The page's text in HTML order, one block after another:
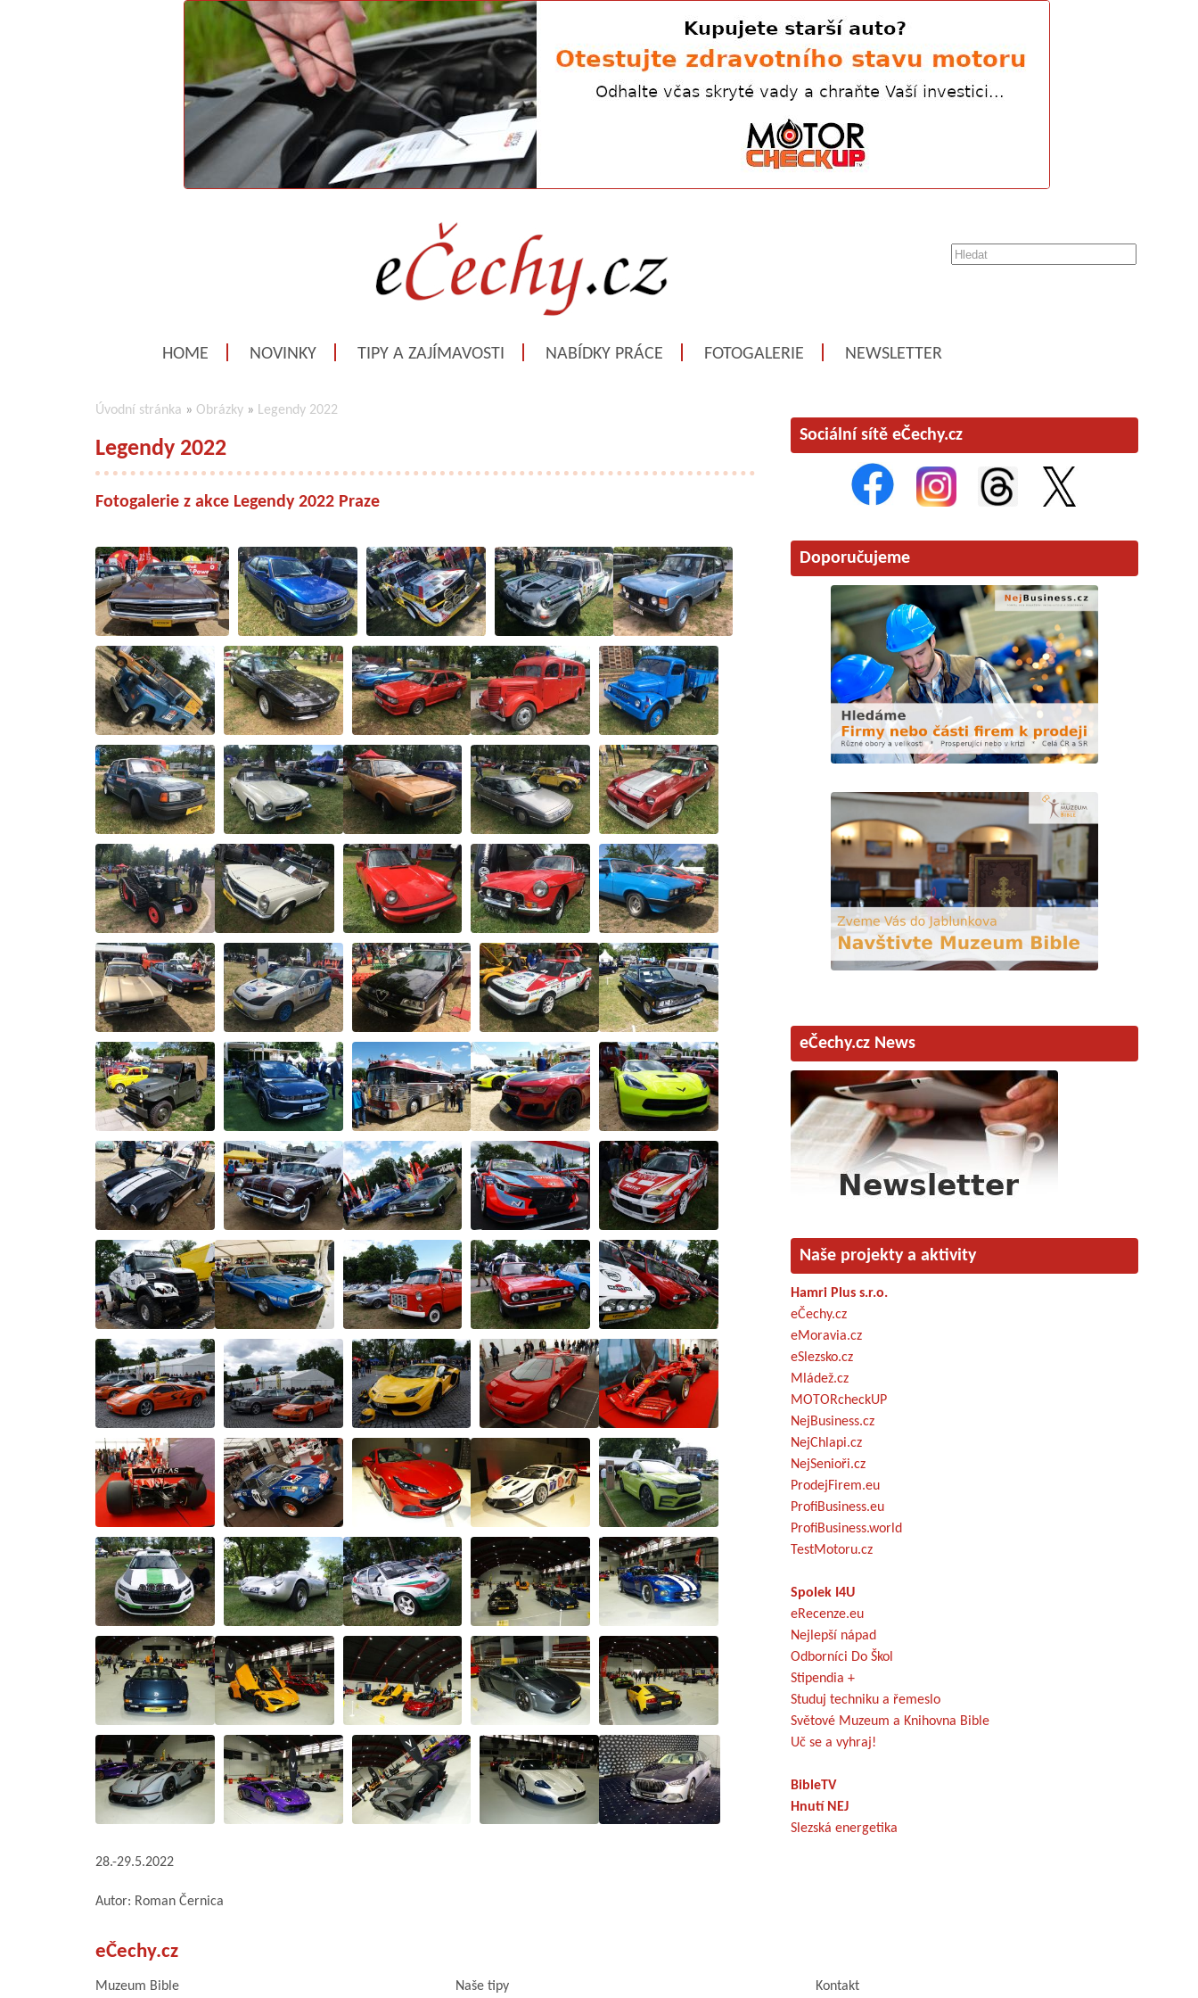
HOME NOVINKY TIPY A ZAJÍMAVOSTI NABÍDKY PRÁCE FOTOGALERIE NEWSLETTER
Úvodní stránka » Obrázky » Legendy 2022
Legendy 2022
Fotogalerie z akce Legendy 2022 Praze
28.-29.5.2022
Autor: Roman Černica
Sociální sítě eČechy.cz
Doporučujeme
eČechy.cz News
Naše projekty a aktivity
Hamri Plus s.r.o.
eČechy.cz
eMoravia.cz
eSlezsko.cz
Mládež.cz
MOTORcheckUP
NejBusiness.cz
NejChlapi.cz
NejSenioři.cz
ProdejFirem.eu
ProfiBusiness.eu
ProfiBusiness.world
TestMotoru.cz
Spolek I4U
eRecenze.eu
Nejlepší nápad
Odborníci Do Škol
Stipendia +
Studuj techniku a řemeslo
Světové Muzeum a Knihovna Bible
Uč se a vyhraj!
BibleTV
Hnutí NEJ
Slezská energetika
eČechy.cz
Muzeum Bible Naše tipy Kontakt